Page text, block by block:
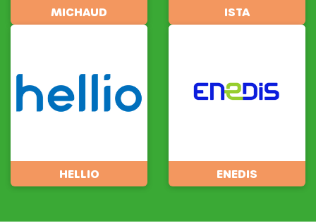
MICHAUD ISTA
HELLIO ENEDIS